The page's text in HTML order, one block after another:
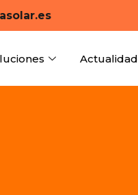
Actualidad